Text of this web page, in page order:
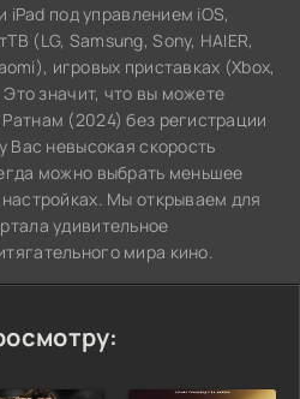
iPad под управлением iOS,
(LG, Samsung, Sony, HAIER,
игровых приставках (Xbox,
значит, что вы можете
(2024) без регистрации
Вас невысокая скорость
можно выбрать меньшее
Мы открываем для
удивительное
мира кино.